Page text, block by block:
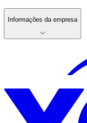
Informações da empresa